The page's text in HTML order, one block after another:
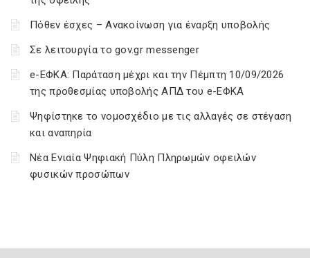
Πόθεν έσχες – Ανακοίνωση για έναρξη υποβολής
Σε λειτουργία το gov.gr messenger
e-ΕΦΚΑ: Παράταση μέχρι και την Πέμπτη 10/09/2026
της προθεσμίας υποβολής ΑΠΔ του e-ΕΦΚΑ
Ψηφίστηκε το νομοσχέδιο με τις αλλαγές σε στέγαση
και αναπηρία
Νέα Ενιαία Ψηφιακή Πύλη Πληρωμών οφειλών
φυσικών προσώπων